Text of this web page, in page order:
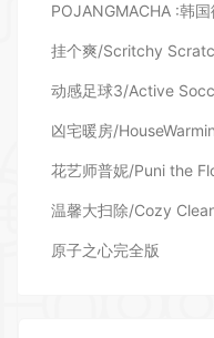
挂个爽/Scritchy
动感足球3/Active
凶宅暖房/
花艺师普妮/Puni the
温馨大扫除/Cozy
原子之心完全版